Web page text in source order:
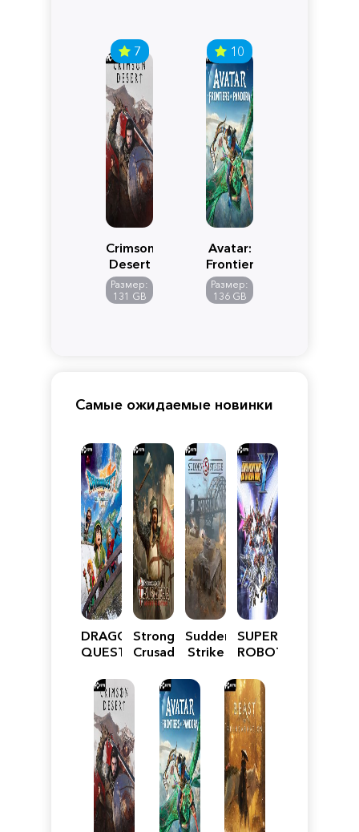
7
Crimson
Desert
Размер:
131 GB
10
Avatar:
Frontiers
of
Pandora
Размер:
136 GB
Самые ожидаемые новинки
DRAGON
QUEST
Reimagined
Stronghold
Crusader:
Edition
Sudden
Strike
SUPER
ROBOT
Y